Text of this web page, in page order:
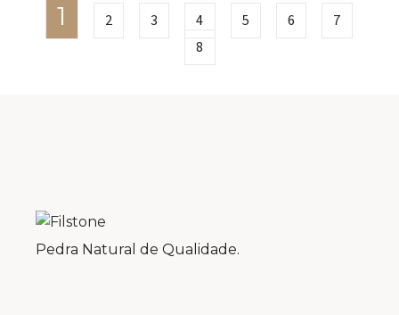
1 2 3 4 5 6
7
8
Pedra Natural de Qualidade.